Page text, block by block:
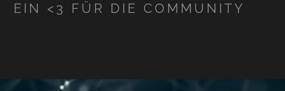
EIN <3 FÜR DIE COMMUNITY